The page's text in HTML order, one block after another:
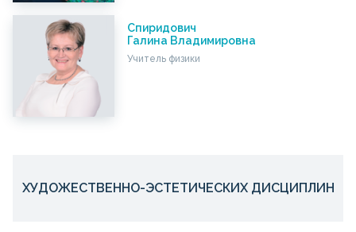
Спиридович
Галина Владимировна
Учитель физики
ХУДОЖЕСТВЕННО-ЭСТЕТИЧЕСКИХ ДИСЦИПЛИН